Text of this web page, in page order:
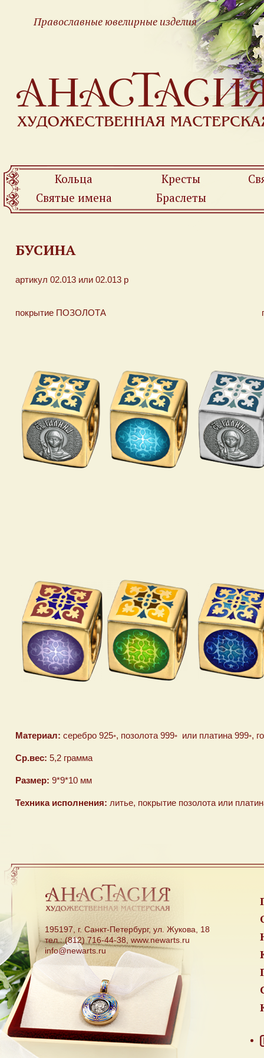
Православные ювелирные изделия
Кольца Кресты
Святые имена
Браслеты
БУСИНА
артикул 02.013 или 02.013 р
покрытие ПОЗОЛОТА
Материал: серебро 925◦, позолота 999◦ или платина 999◦,
Ср.вес: 5,2 грамма
Размер: 9*9*10 мм
Техника исполнения: литье, покрытие позолота или
195197, г. Санкт-Петербург, ул. Жукова, 18
тел.: (812) 716-44-38, www.newarts.ru
info@newarts.ru